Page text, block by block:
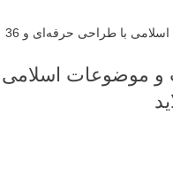
و موضوعات اسلامی